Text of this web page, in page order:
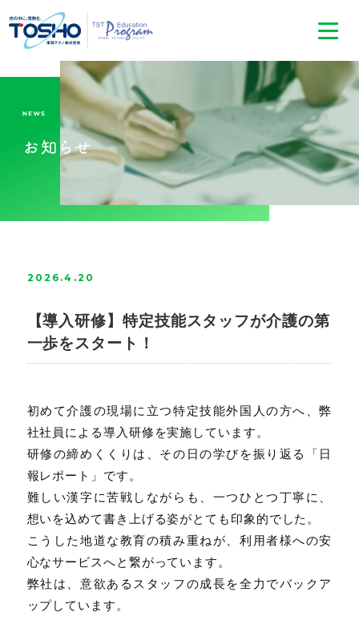
2026.4.20
【導入研修】特定技能スタッフが介護の第
一歩をスタート！
初めて介護の現場に立つ特定技能外国人の方へ、弊
社社員による導入研修を実施しています。
研修の締めくくりは、その日の学びを振り返る「日
報レポート」です。
難しい漢字に苦戦しながらも、一つひとつ丁寧に、
想いを込めて書き上げる姿がとても印象的でした。
こうした地道な教育の積み重ねが、利用者様への安
心なサービスへと繋がっています。
弊社は、意欲あるスタッフの成長を全力でバックア
ップしています。